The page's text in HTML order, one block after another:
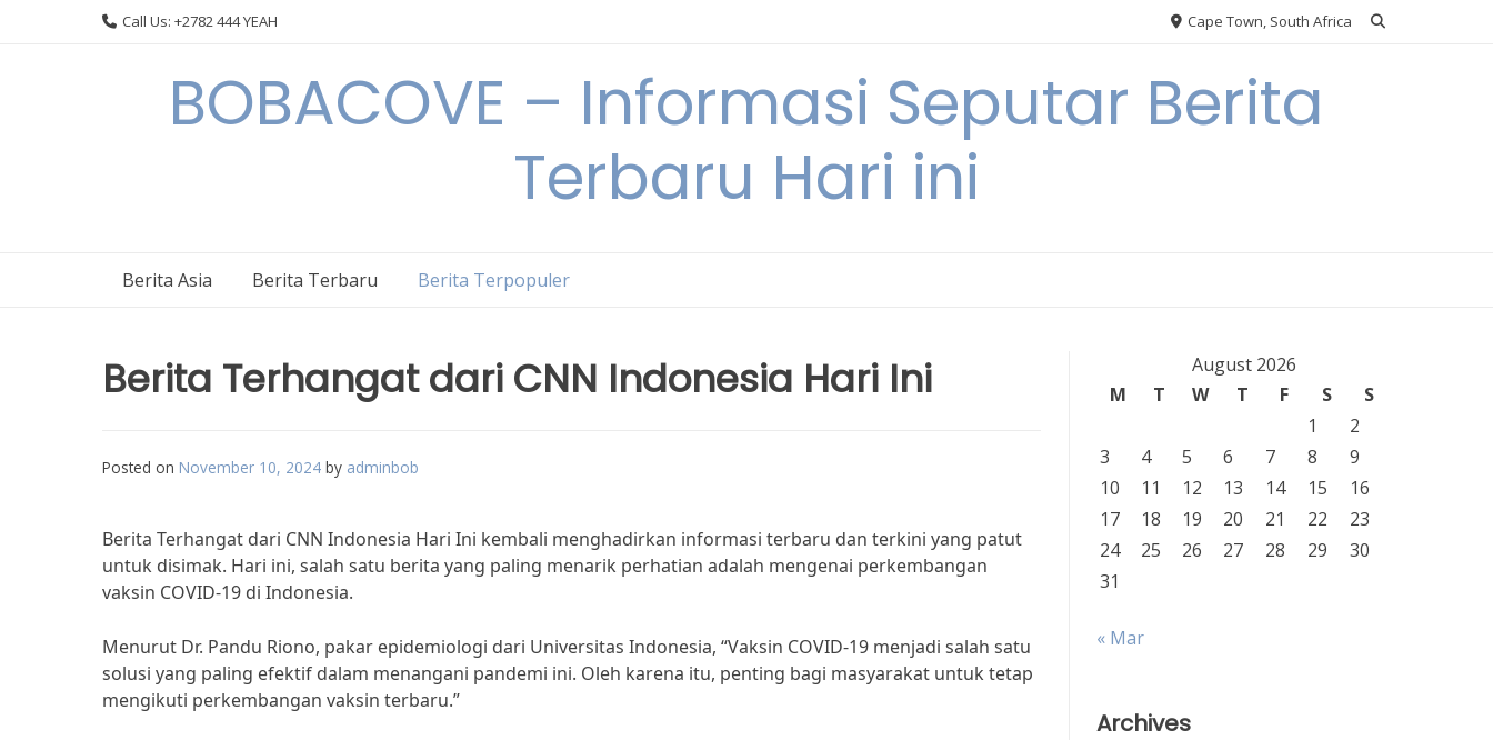
Call Us: +2782 444 YEAH Cape Town, South Africa
BOBACOVE – Informasi Seputar Berita
Terbaru Hari ini
Berita Asia Berita Terbaru Berita Terpopuler
Berita Terhangat dari CNN Indonesia Hari Ini
Posted on November 10, 2024 by adminbob
Berita Terhangat dari CNN Indonesia Hari Ini kembali menghadirkan informasi terbaru dan terkini yang patut
untuk disimak. Hari ini, salah satu berita yang paling menarik perhatian adalah mengenai perkembangan
vaksin COVID-19 di Indonesia.
Menurut Dr. Pandu Riono, pakar epidemiologi dari Universitas Indonesia, “Vaksin COVID-19 menjadi salah satu
solusi yang paling efektif dalam menangani pandemi ini. Oleh karena itu, penting bagi masyarakat untuk tetap
mengikuti perkembangan vaksin terbaru.”
August 2026
M
T W T F S
S
1
2
3
4 5 6 7 8
9
10
11 12 13 14 15
16
17
18 19 20 21 22
23
24
25 26 27 28 29
30
31
« Mar
Archives